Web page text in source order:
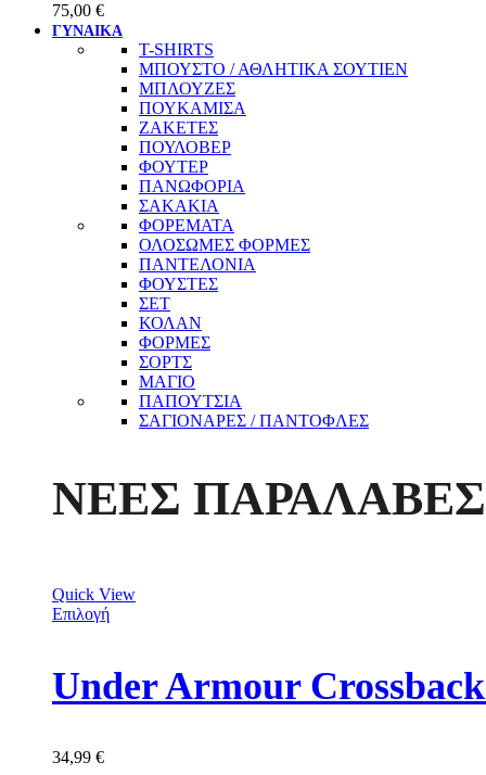
75,00 €
ΓΥΝΑΙΚΑ
T-SHIRTS
ΜΠΟΥΣΤΟ / ΑΘΛΗΤΙΚΑ ΣΟΥΤΙΕΝ
ΜΠΛΟΥΖΕΣ
ΠΟΥΚΑΜΙΣΑ
ΖΑΚΕΤΕΣ
ΠΟΥΛΟΒΕΡ
ΦΟΥΤΕΡ
ΠΑΝΩΦΟΡΙΑ
ΣΑΚΑΚΙΑ
ΦΟΡΕΜΑΤΑ
ΟΛΟΣΩΜΕΣ ΦΟΡΜΕΣ
ΠΑΝΤΕΛΟΝΙΑ
ΦΟΥΣΤΕΣ
ΣΕΤ
ΚΟΛΑΝ
ΦΟΡΜΕΣ
ΣΟΡΤΣ
ΜΑΓΙΟ
ΠΑΠΟΥΤΣΙΑ
ΣΑΓΙΟΝΑΡΕΣ / ΠΑΝΤΟΦΛΕΣ
ΝΕΕΣ ΠΑΡΑΛΑΒΕΣ
Quick View
Επιλογή
34,99 €